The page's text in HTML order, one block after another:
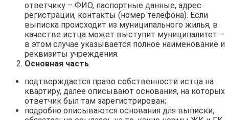
ответчику – ФИО, паспортные данные, адрес
регистрации, контакты (номер телефона). Если
выписка происходит из муниципального жилья, в
качестве истца может выступит муниципалитет –
в этом случае указывается полное наименование и
реквизиты учреждения.
Основная часть:
подтверждается право собственности истца на
квартиру, далее описывают основания, на которых
ответчик был там зарегистрирован;
подробно описываются основания для выписки,